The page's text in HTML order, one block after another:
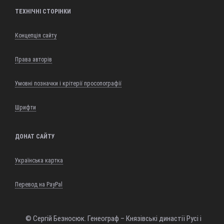
ТЕХНІЧНІ СТОРІНКИ
Концепція сайту
Права авторів
Умовні позначки і крітерії просопографії
Шрифти
ДОНАТ САЙТУ
Українська картка
Перевод на PayPal
© Сергій Безносюк. Генеограф – Князівські династії Русі і